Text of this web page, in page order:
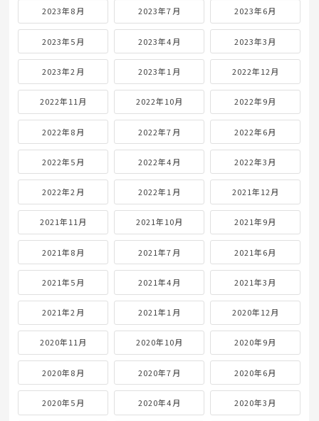
2023年8月 2023年7月 2023年6月
2023年5月 2023年4月 2023年3月
2023年2月 2023年1月 2022年12月
2022年11月 2022年10月 2022年9月
2022年8月 2022年7月 2022年6月
2022年5月 2022年4月 2022年3月
2022年2月 2022年1月 2021年12月
2021年11月 2021年10月 2021年9月
2021年8月 2021年7月 2021年6月
2021年5月 2021年4月 2021年3月
2021年2月 2021年1月 2020年12月
2020年11月 2020年10月 2020年9月
2020年8月 2020年7月 2020年6月
2020年5月 2020年4月 2020年3月